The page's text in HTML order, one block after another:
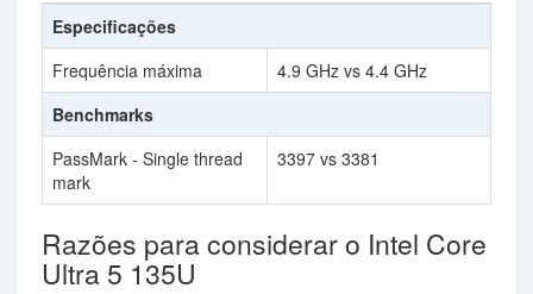
Especificações
Frequência máxima
4.9 GHz vs 4.4 GHz
Benchmarks
PassMark - Single thread
mark
3397 vs 3381
Razões para considerar o Intel Core
Ultra 5 135U